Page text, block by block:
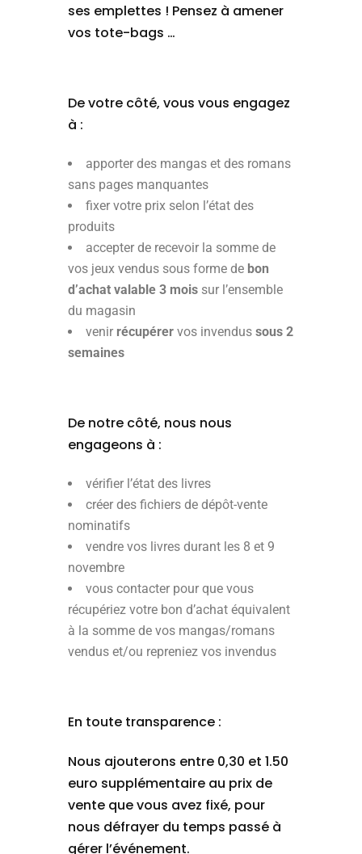
ses emplettes ! Pensez à amener
vos tote-bags …
De votre côté, vous vous engagez
à :
apporter des mangas et des romans
sans pages manquantes
fixer votre prix selon l’état des
produits
accepter de recevoir la somme de
vos jeux vendus sous forme de bon
d’achat valable 3 mois sur l’ensemble
du magasin
venir récupérer vos invendus sous 2
semaines
De notre côté, nous nous
engageons à :
vérifier l’état des livres
créer des fichiers de dépôt-vente
nominatifs
vendre vos livres durant les 8 et 9
novembre
vous contacter pour que vous
récupériez votre bon d’achat équivalent
à la somme de vos mangas/romans
vendus et/ou repreniez vos invendus
En toute transparence :
Nous ajouterons entre 0,30 et 1.50
euro supplémentaire au prix de
vente que vous avez fixé, pour
nous défrayer du temps passé à
gérer l’événement.